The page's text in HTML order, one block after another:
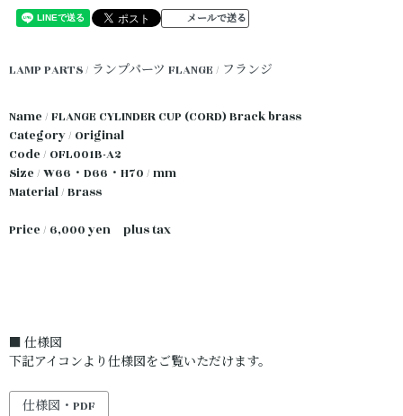
メールで送る
LAMP PARTS / ランプパーツ FLANGE / フランジ
Name / FLANGE CYLINDER CUP (CORD) Brack brass
Category / Original
Code / OFL001B-A2
Size / W66・D66・H70 / mm
Material / Brass
Price / 6,000 yen plus tax
■ 仕様図
下記アイコンより仕様図をご覧いただけます。
仕様図・PDF